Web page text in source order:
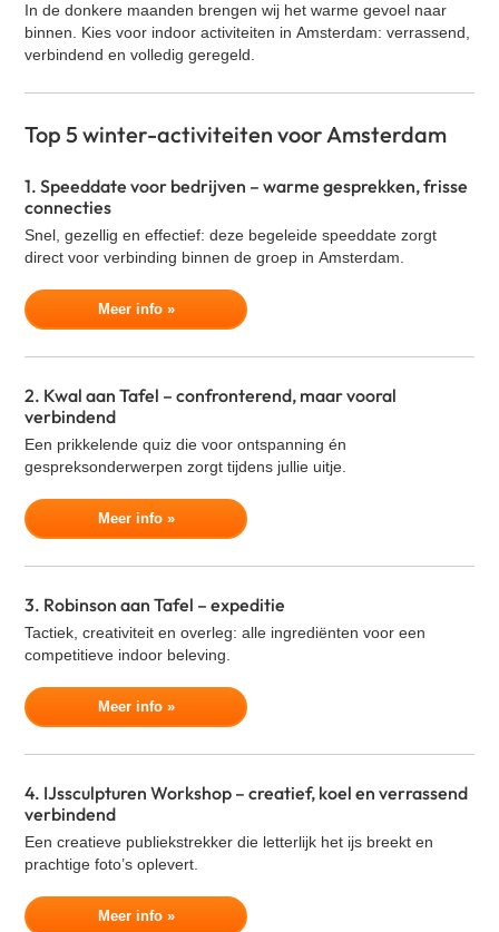
Klassieke Bingo
Street art workshop
Zakelijke speeddate (kennismakingsspel)
GPS Citygames
Graffiti workshop
Expeditie RobinZon - Hotel editie
Bingo XL
Cluedo XL
Percussie workshop
Yoga
Salsa workshop
VR Escape Room - Squid Game
Bokstraining
Zandsculpturen Rivier
VR Escape Room - Murder Hotel
Quizperience
Poker workshop
Contact
In de donkere maanden brengen wij het warme gevoel naar
binnen. Kies voor indoor activiteiten in Amsterdam: verrassend,
verbindend en volledig geregeld.
Top 5 winter-activiteiten voorAmsterdam
1. Speeddate voor bedrijven – warme gesprekken, frisse
connecties
Snel, gezellig en effectief: deze begeleide speeddate zorgt
direct voor verbinding binnen de groep in Amsterdam.
Meer info »
2. Kwal aan Tafel – confronterend, maar vooral
verbindend
Een prikkelende quiz die voor ontspanning én
gespreksonderwerpen zorgt tijdens jullie uitje.
Meer info »
3. Robinson aan Tafel – expeditie
Tactiek, creativiteit en overleg: alle ingrediënten voor een
competitieve indoor beleving.
Meer info »
4. IJssculpturen Workshop – creatief, koel en verrassend
verbindend
Een creatieve publiekstrekker die letterlijk het ijs breekt en
prachtige foto’s oplevert.
Meer info »